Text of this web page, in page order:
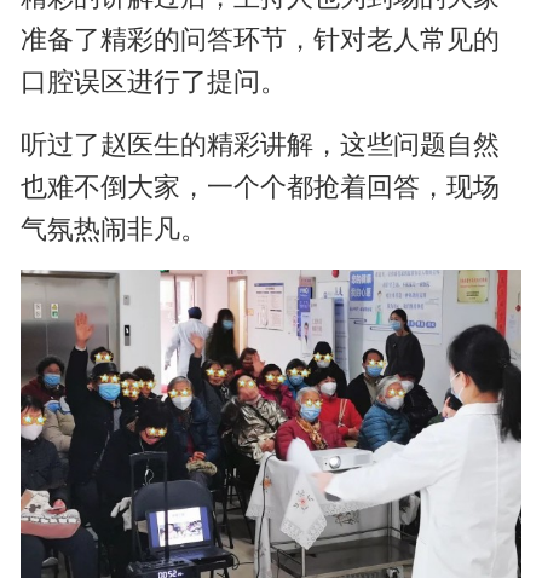
准备了精彩的问答环节，针对老人常见的
口腔误区进行了提问。
听过了赵医生的精彩讲解，这些问题自然
也难不倒大家，一个个都抢着回答，现场
气氛热闹非凡。